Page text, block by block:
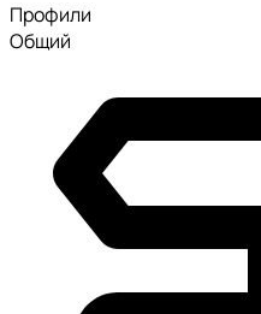
Профили
Общий